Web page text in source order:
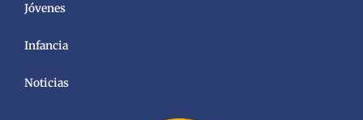
Jóvenes
Infancia
Noticias